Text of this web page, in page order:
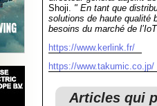
Shoji. " En tant que
solutions de haute qualité
besoins du marché de
https://www.kerlink.fr/
https://www.takumic.co.jp/
Articles qui